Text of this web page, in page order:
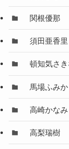
関根優那
須田亜香里
頓知気さき
馬場ふみか
高崎かなみ
高梨瑞樹